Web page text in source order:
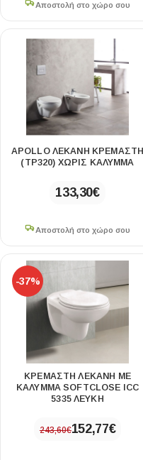
Αποστολή στο χώρο σου
APOLLO ΛΕΚΑΝΗ ΚΡΕΜΑΣΤΗ
(TP320) ΧΩΡΙΣ ΚΑΛΥΜΜΑ
133,30€
Αποστολή στο χώρο σου
-37%
ΚΡΕΜΑΣΤΗ ΛΕΚΑΝΗ ΜΕ
ΚΑΛΥΜΜΑ SOFTCLOSE ICC
5335 ΛΕΥΚΗ
243,60€152,77€